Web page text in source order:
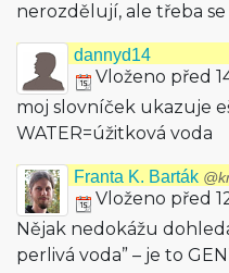
nerozdělují, ale třeba
dannyd14
Vloženo před
moj slovníček ukazuje
WATER=úžitková voda
Franta K. Barták
Vloženo před
Nějak nedokážu
perlivá voda” – je to